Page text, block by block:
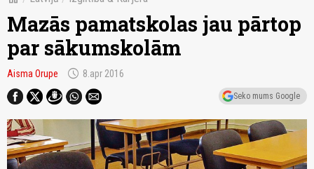
Mazās pamatskolas jau pārtop
par sākumskolām
Aisma Orupe schedule 8.apr 2016
Seko mums Google